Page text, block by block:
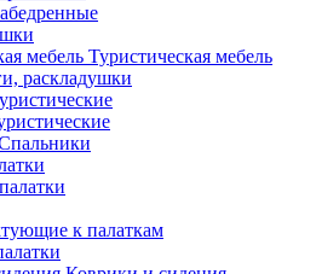
Туристическая мебель
раскладушки
к палаткам